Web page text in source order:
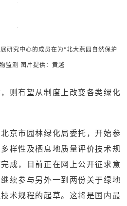
研究中心的成员在为“北大燕园自然保护
监测 图片提供：黄越
则有望从制度上改变各类绿化
京市园林绿化局委托，开始参
样性及栖息地质量评价技术规
成，目前正在网上公开征求意
续参与另外一到两份关于绿地
术规程的起草。这将是国内最